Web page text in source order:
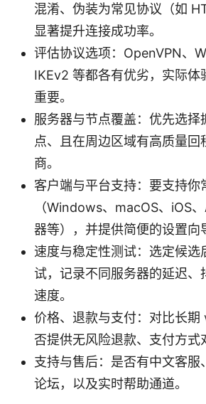
混淆、伪装为常见协议（如
显著提升连接成功率。
评估协议选项：OpenVPN、
IKEv2 等都各有优劣，实际体
重要。
服务器与节点覆盖：优先选择
点、且在周边区域有高质量回
商。
客户端与平台支持：要支持你
（Windows、macOS、iOS
器等），并提供简便的设置向
速度与稳定性测试：选定候选
试，记录不同服务器的延迟、
速度。
价格、退款与支付：对比长期
否提供无风险退款、支付方式
支持与售后：是否有中文客服
论坛，以及实时帮助通道。